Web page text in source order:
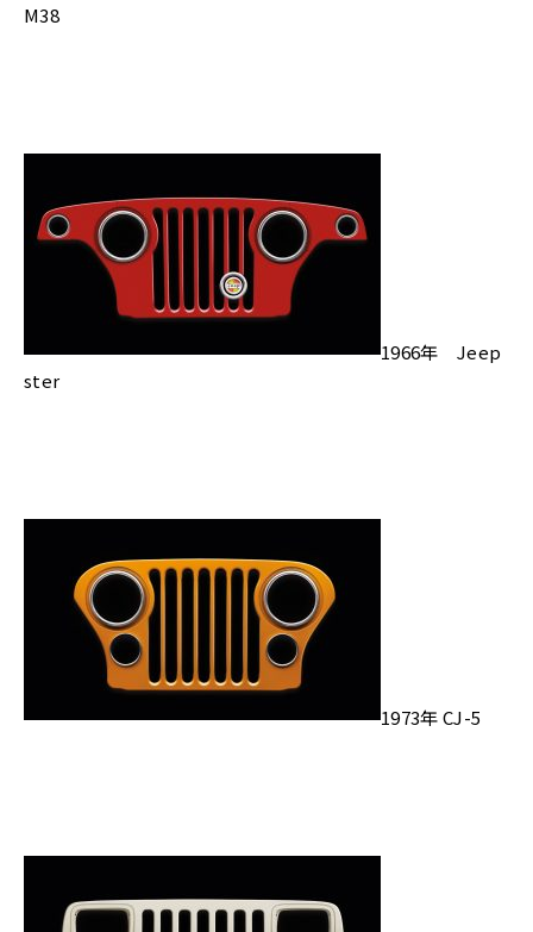
M38
1966年 Jeep
ster
1973年 CJ-5